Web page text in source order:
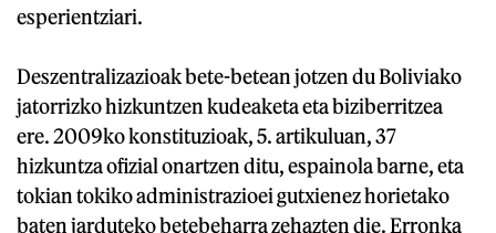
esperientziari.
Deszentralizazioak bete-betean jotzen du Boliviako
jatorrizko hizkuntzen kudeaketa eta biziberritzea
ere. 2009ko konstituzioak, 5. artikuluan, 37
hizkuntza ofizial onartzen ditu, espainola barne, eta
tokian tokiko administrazioei gutxienez horietako
baten jarduteko betebeharra zehazten die. Erronka